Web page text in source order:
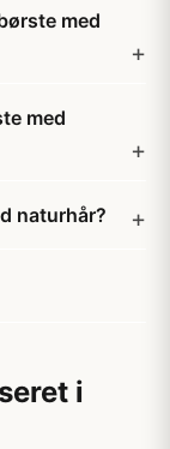
med
med
naturhår?
i